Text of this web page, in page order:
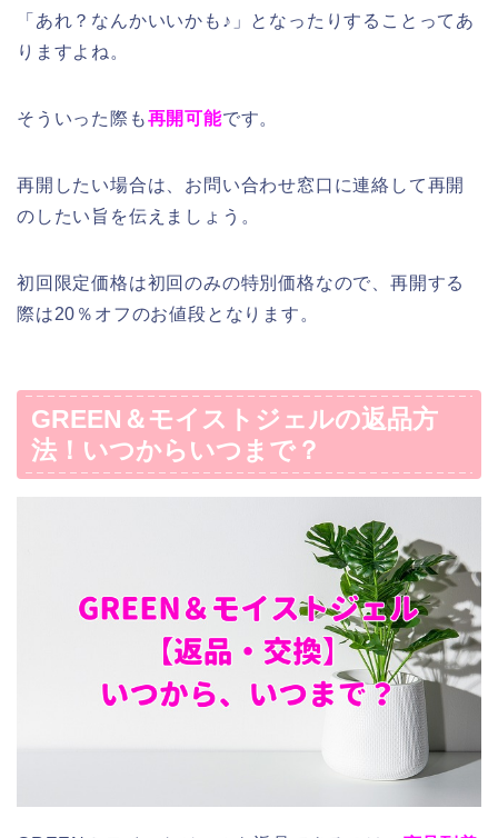
「あれ？なんかいいかも♪」となったりすることってあ
りますよね。
そういった際も再開可能です。
再開したい場合は、お問い合わせ窓口に連絡して再開
のしたい旨を伝えましょう。
初回限定価格は初回のみの特別価格なので、再開する
際は20％オフのお値段となります。
GREEN＆モイストジェルの返品方
法！いつからいつまで？